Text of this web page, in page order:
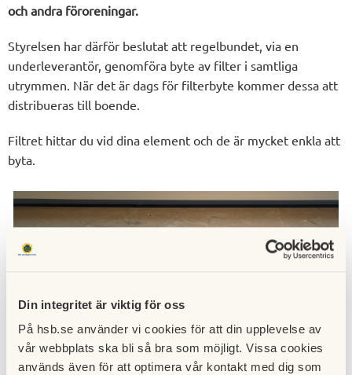
Din integritet är viktig för oss
På hsb.se använder vi cookies för att din upplevelse av
vår webbplats ska bli så bra som möjligt. Vissa cookies
används även för att optimera vår kontakt med dig som
och andra föroreningar.
Styrelsen har därför beslutat att regelbundet, via en
underleverantör, genomföra byte av filter i samtliga
utrymmen. När det är dags för filterbyte kommer dessa att
distribueras till boende.
Filtret hittar du vid dina element och de är mycket enkla att
byta.